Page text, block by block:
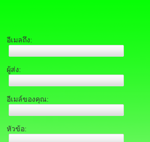
อีเมลถึง:
ผู้ส่ง:
อีเมล์ของคุณ:
หัวข้อ: